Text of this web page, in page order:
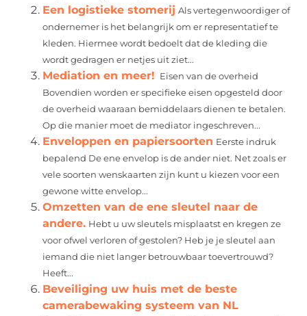
Een logistieke stomerij Als vertegenwoordiger of
ondernemer is het belangrijk om er representatief te
kleden. Hiermee wordt bedoelt dat de kleding die
wordt gedragen er netjes uit ziet...
Mediation en meer! Eisen van de overheid
Bovendien worden er specifieke eisen opgesteld door
de overheid waaraan bemiddelaars dienen te betalen.
Op die manier moet de mediator ingeschreven...
Enveloppen en papiersoorten Eerste indruk
bepalend De ene envelop is de ander niet. Net zoals er
vele soorten wenskaarten zijn kunt u kiezen voor een
gewone witte envelop...
Omzetten van de ene sleutel naar de
andere. Hebt u uw sleutels misplaatst en kregen ze
voor ofwel verloren of gestolen? Heb je je sleutel aan
iemand die niet langer betrouwbaar toevertrouwd?
Heeft...
Beveiliging uw huis met de beste
camerabewaking systeem van NL